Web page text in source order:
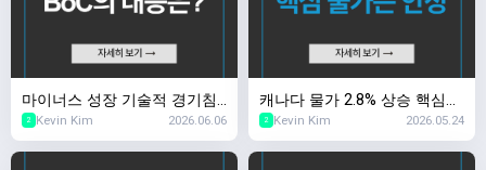
마이너스 성장 기술적 경기침
체, BoC의 대응은?
2 Kevin Kim 2026.06.06
캐나다 물가 2.8% 상승 핵심
물가는 안정
2 Kevin Kim 2026.05.24